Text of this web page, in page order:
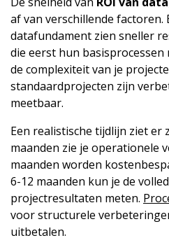
af van verschillende factoren.
datafundament zien sneller
die eerst hun
de complexiteit van je
standaardprojecten zijn
meetbaar.
Een realistische tijdlijn ziet er
maanden zie je operationele
maanden worden
6-12 maanden kun je de
projectresultaten meten.
voor structurele
uitbetalen.